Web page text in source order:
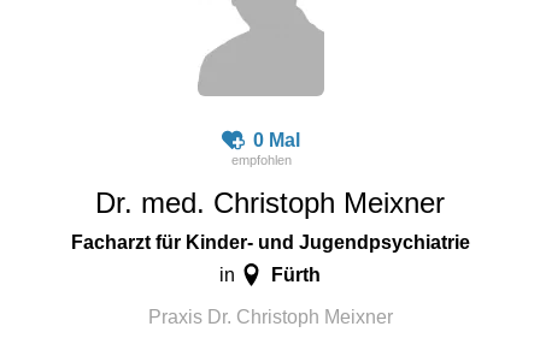
0 Mal
Dr. med. Christoph Meixner
Facharzt für Kinder- und Jugendpsychiatrie
in Fürth
Praxis Dr. Christoph Meixner